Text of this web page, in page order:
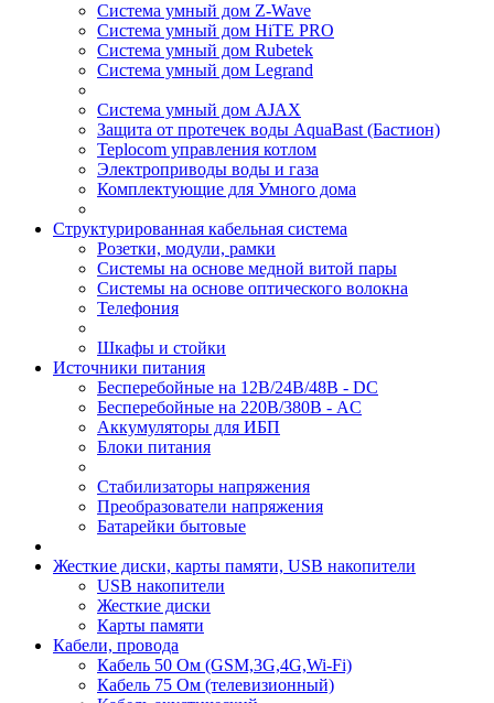
Система умный дом Z-Wave
Система умный дом HiTE PRO
Система умный дом Rubetek
Система умный дом Legrand
Система умный дом AJAX
Защита от протечек воды AquaBast (Бастион)
Teplocom управления котлом
Электроприводы воды и газа
Комплектующие для Умного дома
Структурированная кабельная система
Розетки, модули, рамки
Системы на основе медной витой пары
Системы на основе оптического волокна
Телефония
Шкафы и стойки
Источники питания
Бесперебойные на 12В/24В/48В - DC
Бесперебойные на 220В/380В - AC
Аккумуляторы для ИБП
Блоки питания
Стабилизаторы напряжения
Преобразователи напряжения
Батарейки бытовые
Жесткие диски, карты памяти, USB накопители
USB накопители
Жесткие диски
Карты памяти
Кабели, провода
Кабель 50 Ом (GSM,3G,4G,Wi-Fi)
Кабель 75 Ом (телевизионный)